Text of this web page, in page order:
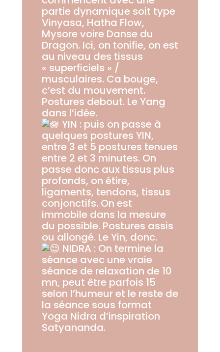
partie dynamique soit type
Vinyasa, Hatha Flow,
Mysore voire Danse du
Dragon. Ici, on tonifie, on est
au niveau des tissus
« superficiels » /
musculaires. Ca bouge,
c’est du mouvement.
Postures debout. Le Yang
dans l’idée.
YIN : puis on passe à
quelques postures YIN,
entre 3 et 5 postures tenues
entre 2 et 3 minutes. On
passe donc aux tissus plus
profonds, on étire,
ligaments, tendons, tissus
conjonctifs. On est
immobile dans la mesure
du possible. Postures assis
ou allongé. Le Yin, donc.
NIDRA : On termine la
séance avec une vraie
séance de relaxation de 10
mn, peut être parfois 15
selon l’humeur et le reste de
la séance sous format
Yoga Nidra d’inspiration
Satyananda.